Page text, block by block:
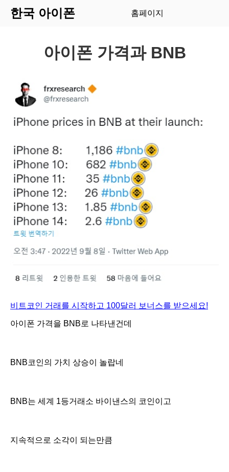
한국 아이폰 홈페이지
아이폰 가격과 BNB
비트코인 거래를 시작하고 100달러 보너스를 받으세요!
아이폰 가격을 BNB로 나타낸건데
BNB코인의 가치 상승이 놀랍네
BNB는 세계 1등거래소 바이낸스의 코인이고
지속적으로 소각이 되는만큼